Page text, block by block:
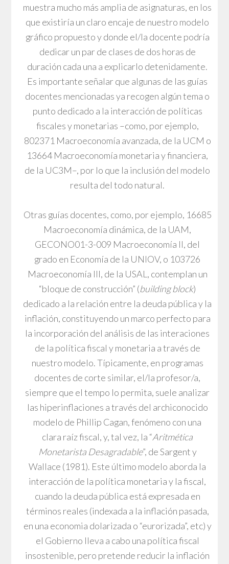
muestra mucho más amplia de asignaturas, en los
que existiría un claro encaje de nuestro modelo
gráfico propuesto y donde el/la docente podría
dedicar un par de clases de dos horas de
duración cada una a explicarlo detenidamente.
Es importante señalar que algunas de las guías
docentes mencionadas ya recogen algún tema o
punto dedicado a la interacción de políticas
fiscales y monetarias –como, por ejemplo,
802371 Macroeconomía avanzada, de la UCM o
13664 Macroeconomía monetaria y financiera,
de la UC3M–, por lo que la inclusión del modelo
resulta del todo natural.
Otras guías docentes, como, por ejemplo, 16685
Macroeconomía dinámica, de la UAM,
GECONO01-3-009 Macroeconomía II, del
grado en Economía de la UNIOV, o 103726
Macroeconomía III, de la USAL, contemplan un
“bloque de construcción” (building block)
dedicado a la relación entre la deuda pública y la
inflación, constituyendo un marco perfecto para
la incorporación del análisis de las interaciones
de la política fiscal y monetaria a través de
nuestro modelo. Típicamente, en programas
docentes de corte similar, el/la profesor/a,
siempre que el tempo lo permita, suele analizar
las hiperinflaciones a través del archiconocido
modelo de Phillip Cagan, fenómeno con una
clara raíz fiscal, y, tal vez, la “Aritmética
Monetarista Desagradable”, de Sargent y
Wallace (1981). Este último modelo aborda la
interacción de la política monetaria y la fiscal,
cuando la deuda pública está expresada en
términos reales (indexada a la inflación pasada,
en una economia dolarizada o “eurorizada”, etc) y
el Gobierno lleva a cabo una política fiscal
insostenible, pero pretende reducir la inflación